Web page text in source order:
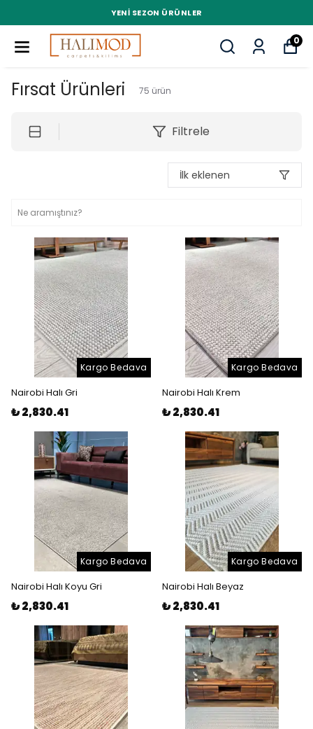
YENI SEZON ÜRÜNLER
0
Fırsat Ürünleri 75 ürün
Filtrele
İlk eklenen
Kargo Bedava
Nairobi Halı Gri
₺ 2,830.41
Kargo Bedava
Nairobi Halı Krem
₺ 2,830.41
Kargo Bedava
Nairobi Halı Koyu Gri
₺ 2,830.41
Kargo Bedava
Nairobi Halı Beyaz
₺ 2,830.41